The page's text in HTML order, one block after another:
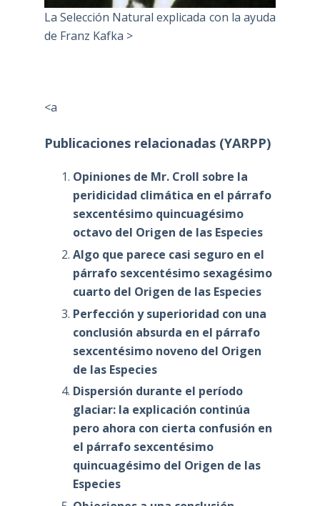
La Selección Natural explicada con la ayuda
de Franz Kafka >
<a
Publicaciones relacionadas (YARPP)
Opiniones de Mr. Croll sobre la
peridicidad climática en el párrafo
sexcentésimo quincuagésimo
octavo del Origen de las Especies
Algo que parece casi seguro en el
párrafo sexcentésimo sexagésimo
cuarto del Origen de las Especies
Perfección y superioridad con una
conclusión absurda en el párrafo
sexcentésimo noveno del Origen
de las Especies
Dispersión durante el período
glaciar: la explicación continúa
pero ahora con cierta confusión en
el párrafo sexcentésimo
quincuagésimo del Origen de las
Especies